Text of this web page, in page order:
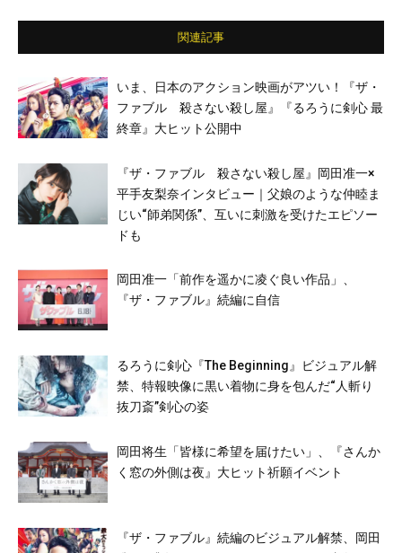
関連記事
いま、日本のアクション映画がアツい！『ザ・
ファブル 殺さない殺し屋』『るろうに剣心 最
終章』大ヒット公開中
『ザ・ファブル 殺さない殺し屋』岡田准一×
平手友梨奈インタビュー｜父娘のような仲睦ま
じい“師弟関係”、互いに刺激を受けたエピソー
ドも
岡田准一「前作を遥かに凌ぐ良い作品」、
『ザ・ファブル』続編に自信
るろうに剣心『The Beginning』ビジュアル解
禁、特報映像に黒い着物に身を包んだ“人斬り
抜刀斎”剣心の姿
岡田将生「皆様に希望を届けたい」、『さんか
く窓の外側は夜』大ヒット祈願イベント
『ザ・ファブル』続編のビジュアル解禁、岡田